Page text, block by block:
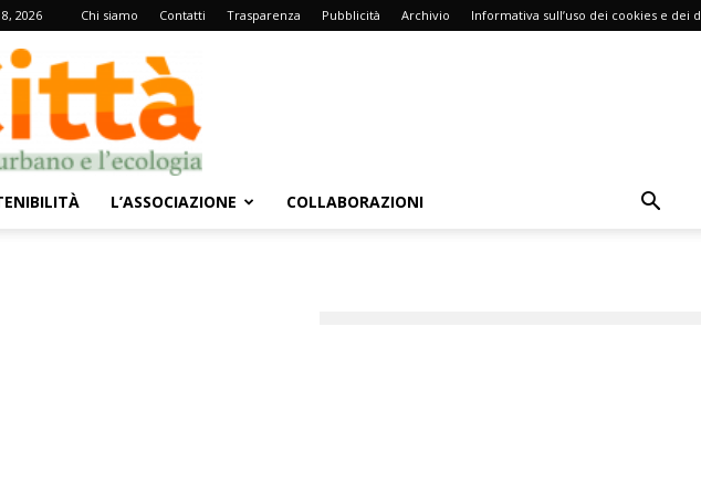
2026 Chi siamo Contatti Trasparenza Pubblicità Archivio Informativa sull’uso dei cookies e dei
L’ASSOCIAZIONE COLLABORAZIONI